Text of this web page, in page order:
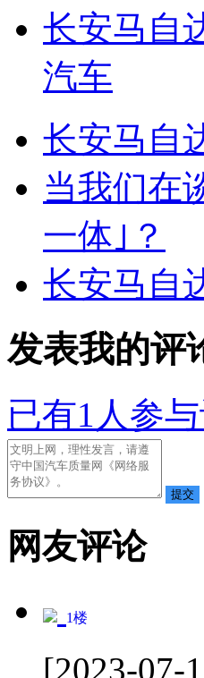
长安马自
汽车
长安马自
当我们在
一体｣？
长安马自
发表我的评
已有1 人参
网友评论
1楼
[2023-07-